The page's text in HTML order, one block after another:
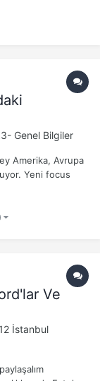
5'de beklerdim
Genel Bilgiler
Amerika, Avrupa
Yeni focus
Aşağıda
Ve
İstanbul